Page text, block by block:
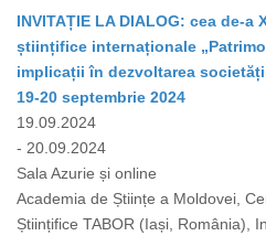
INVITAȚIE LA DIALOG: cea de-
științifice internaționale
implicații în dezvoltarea
19-20 septembrie 2024
19.09.2024
- 20.09.2024
Sala Azurie și online
Academia de Științe a Moldovei,
Științifice TABOR (Iași, România),